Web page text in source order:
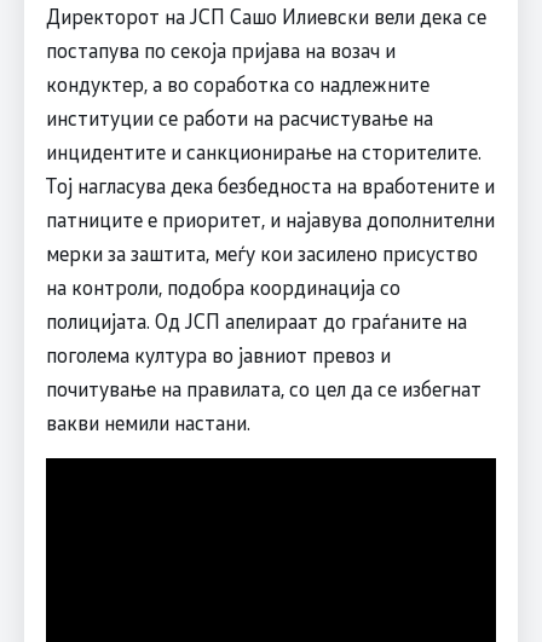
Директорот на ЈСП Сашо Илиевски вели дека се
постапува по секоја пријава на возач и
кондуктер, а во соработка со надлежните
институции се работи на расчистување на
инцидентите и санкционирање на сторителите.
Тој нагласува дека безбедноста на вработените и
патниците е приоритет, и најавува дополнителни
мерки за заштита, меѓу кои засилено присуство
на контроли, подобра координација со
полицијата. Од ЈСП апелираат до граѓаните на
поголема култура во јавниот превоз и
почитување на правилата, со цел да се избегнат
вакви немили настани.